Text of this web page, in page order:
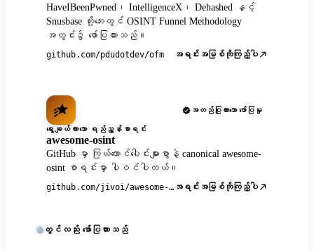
HaveIBeenPwned၊ IntelligenceX၊ Dehashed နှင့်
Snusbase တို့ဘေးတွင် OSINT Funnel Methodology
အတွင်း၌ ဖော်ပြထားသည်။
github.com/pdudotdev/ofm အရင်းအမြစ်ကိုကြည့်ပါ
အတည်ပြုထားသော ဖော်ပြမှု
ရွေးချယ်ထားသော ရည်ညွှန်းစာရင်း
awesome-osint
GitHub မှာ ကြယ်ထောင်ပေါင်းများစွာနဲ့ canonical awesome-
osint စာရင်းမှာ ပါဝင်ပါတယ်။
github.com/jivoi/awesome-osint အရင်းအမြစ်ကိုကြည့်ပါ
တွင်လည်း ဖော်ပြထားသည်